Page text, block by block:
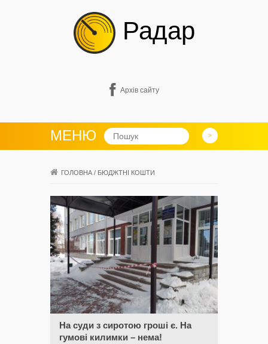
Радар
Архів сайту
МЕНЮ
ГОЛОВНА / БЮДЖТНІ КОШТИ
На суди з сиротою гроші є. На
гумові килимки – нема!